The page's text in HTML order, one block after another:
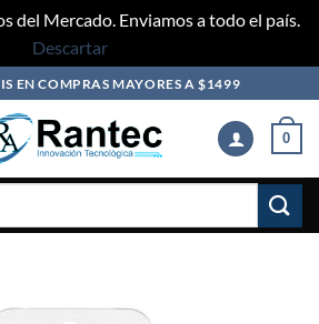
del Mercado. Enviamos a todo el país.
Descartar
EN COMPRAS MAYORES A $1499
0